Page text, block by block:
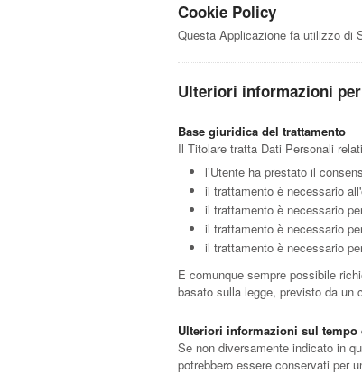
Cookie Policy
Questa Applicazione fa utilizzo di
Ulteriori informazioni
Base giuridica del trattamento
Il Titolare tratta Dati Personali
l’Utente ha prestato il
il trattamento è necessario
il trattamento è necessario
il trattamento è necessario
il trattamento è necessario
È comunque sempre possibile
basato sulla legge, previsto da un
Ulteriori informazioni sul tempo
Se non diversamente indicato in
potrebbero essere conservati per